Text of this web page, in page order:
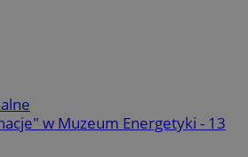
w Muzeum Energetyki - 13